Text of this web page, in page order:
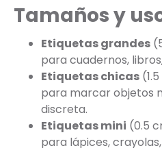
Tamaños y
Etiquetas grandes
para cuadernos,
Etiquetas chicas
para marcar objetos
discreta.
Etiquetas mini (0.5
para lápices,